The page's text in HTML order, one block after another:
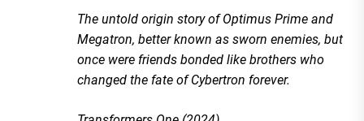
The untold origin story of Optimus Prime and
Megatron, better known as sworn enemies, but
once were friends bonded like brothers who
changed the fate of Cybertron forever.